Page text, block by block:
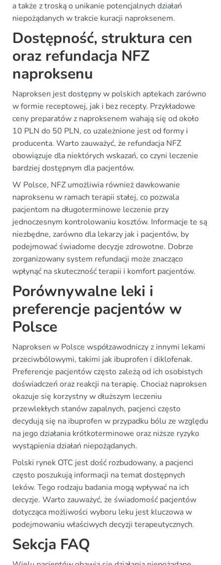
a także z troską o unikanie potencjalnych działań
niepożądanych w trakcie kuracji naproksenem.
Dostępność, struktura cen
oraz refundacja NFZ
naproksenu
Naproksen jest dostępny w polskich aptekach zarówno
w formie receptowej, jak i bez recepty. Przykładowe
ceny preparatów z naproksenem wahają się od około
10 PLN do 50 PLN, co uzależnione jest od formy i
producenta. Warto zauważyć, że refundacja NFZ
obowiązuje dla niektórych wskazań, co czyni leczenie
bardziej dostępnym dla pacjentów.
W Polsce, NFZ umożliwia również dawkowanie
naproksenu w ramach terapii stałej, co pozwala
pacjentom na długoterminowe leczenie przy
jednoczesnym kontrolowaniu kosztów. Informacje te są
niezbędne, zarówno dla lekarzy jak i pacjentów, by
podejmować świadome decyzje zdrowotne. Dobrze
zorganizowany system refundacji może znacząco
wpłynąć na skuteczność terapii i komfort pacjentów.
Porównywalne leki i
preferencje pacjentów w
Polsce
Naproksen w Polsce współzawodniczy z innymi lekami
przeciwbólowymi, takimi jak ibuprofen i diklofenak.
Preferencje pacjentów często zależą od ich osobistych
doświadczeń oraz reakcji na terapię. Chociaż naproksen
okazuje się korzystny w dłuższym leczeniu
przewlekłych stanów zapalnych, pacjenci często
decydują się na ibuprofen w przypadku bólu ze względu
na jego działania krótkoterminowe oraz niższe ryzyko
wystąpienia działań niepożądanych.
Polski rynek OTC jest dość rozbudowany, a pacjenci
często poszukują informacji na temat dostępnych
leków. Tego rodzaju badania mogą wpływać na ich
decyzje. Warto zauważyć, że świadomość pacjentów
dotycząca możliwości wyboru leku jest kluczowa w
podejmowaniu właściwych decyzji terapeutycznych.
Sekcja FAQ